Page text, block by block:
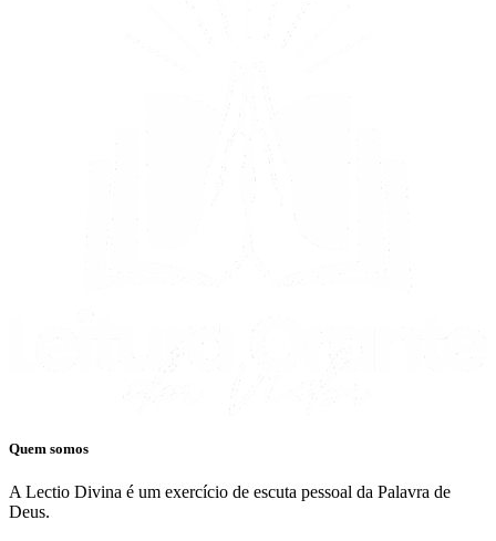
Quem somos
A Lectio Divina é um exercício de escuta pessoal da Palavra de
Deus.